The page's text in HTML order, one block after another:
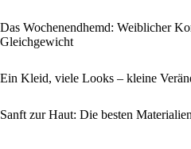
Das Wochenendhemd: Weiblicher
Gleichgewicht
Ein Kleid, viele Looks – kleine
Sanft zur Haut: Die besten